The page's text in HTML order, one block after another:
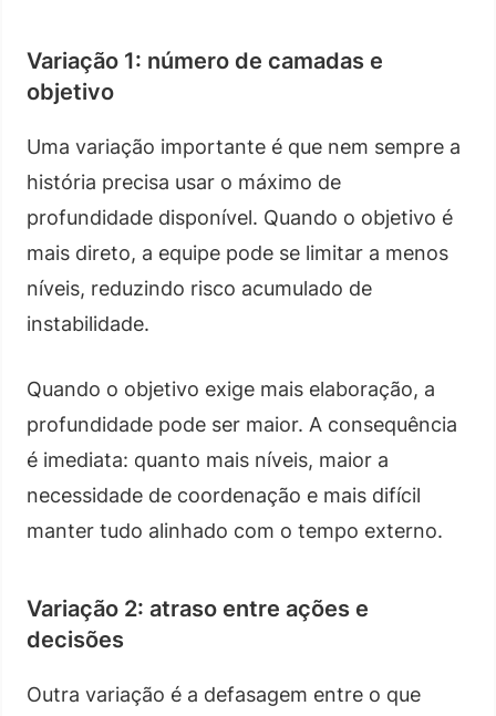
Variação 1: número de camadas e
objetivo
Uma variação importante é que nem sempre a
história precisa usar o máximo de
profundidade disponível. Quando o objetivo é
mais direto, a equipe pode se limitar a menos
níveis, reduzindo risco acumulado de
instabilidade.
Quando o objetivo exige mais elaboração, a
profundidade pode ser maior. A consequência
é imediata: quanto mais níveis, maior a
necessidade de coordenação e mais difícil
manter tudo alinhado com o tempo externo.
Variação 2: atraso entre ações e
decisões
Outra variação é a defasagem entre o que